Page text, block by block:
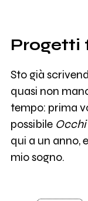
Progetti
Sto già
quasi non
tempo: prima
possibile Occhi
qui a un anno,
mio sogno.